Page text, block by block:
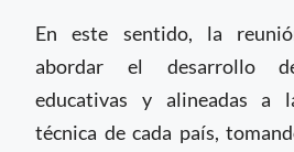
En este sentido, la
abordar el desarrollo
educativas y alineadas a
técnica de cada país,